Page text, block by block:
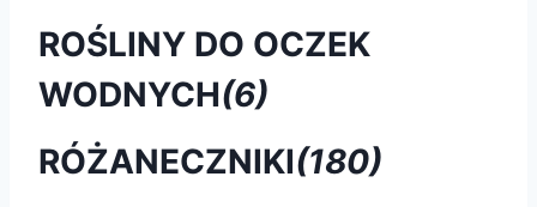
ROŚLINY DO OCZEK
WODNYCH(6)
RÓŻANECZNIKI(180)